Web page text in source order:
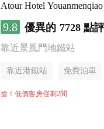
Atour Hotel
9.8 優異的 7728 點評
靠近景風門地鐵站
靠近港鐵站 免費泊車
行李寄存服務
搶！低價客房僅剩2間